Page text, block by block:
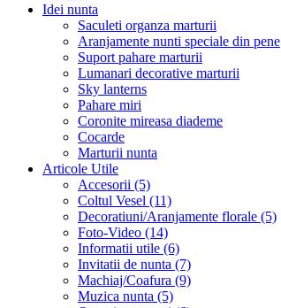
Idei nunta
Saculeti organza marturii
Aranjamente nunti speciale din pene
Suport pahare marturii
Lumanari decorative marturii
Sky lanterns
Pahare miri
Coronite mireasa diademe
Cocarde
Marturii nunta
Articole Utile
Accesorii (5)
Coltul Vesel (11)
Decoratiuni/Aranjamente florale (5)
Foto-Video (14)
Informatii utile (6)
Invitatii de nunta (7)
Machiaj/Coafura (9)
Muzica nunta (5)